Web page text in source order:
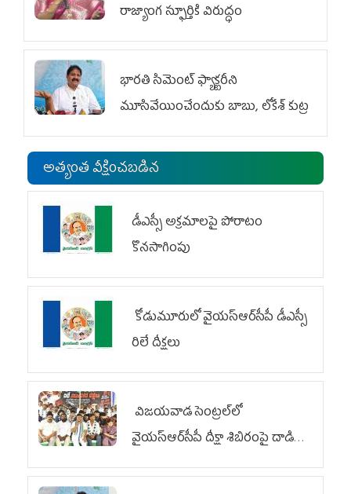
రాజ్యాంగ స్ఫూర్తికి విరుద్ధం
భారతి సిమెంట్ ఫ్యాక్టరీని
మూసివేయించేందుకు బాబు, లోకేశ్ కుట్ర
అత్యంత వీక్షించబడిన
డీఎస్సీ అక్రమాలపై పోరాటం
కొనసాగింపు
కోడుమూరులో వైయ‌స్ఆర్‌సీపీ డీఎస్సీ
రిలే దీక్షలు
విజయవాడ సెంట్రల్‌లో
వైయ‌స్ఆర్‌సీపీ దీక్షా శిబిరంపై దాడి
దుర్మార్గం